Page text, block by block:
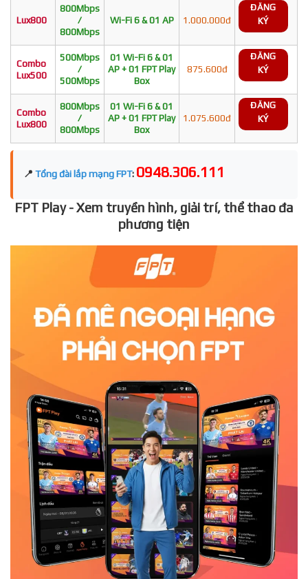
Lux800
800Mbps
/
800Mbps
Wi-Fi 6 & 01 AP 1.000.000đ
ĐĂNG
KÝ
Combo
Lux500
500Mbps
/
500Mbps
01 Wi-Fi 6 & 01
AP + 01 FPT Play
Box
875.600đ
ĐĂNG
KÝ
Combo
Lux800
800Mbps
/
800Mbps
01 Wi-Fi 6 & 01
AP + 01 FPT Play
Box
1.075.600đ
ĐĂNG
KÝ
📍 Tổng đài lắp mạng FPT: 0948.306.111
FPT Play - Xem truyền hình, giải trí, thể thao đa
phương tiện